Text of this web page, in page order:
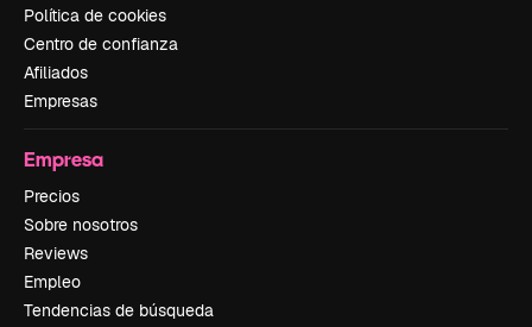
Política de cookies
Centro de confianza
Afiliados
Empresas
Empresa
Precios
Sobre nosotros
Reviews
Empleo
Tendencias de búsqueda